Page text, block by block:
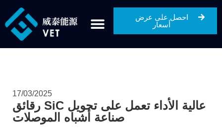
احصل على عرض
أسعار
17/03/2025
رقائق SiC عالية الأداء تعمل على تحويل